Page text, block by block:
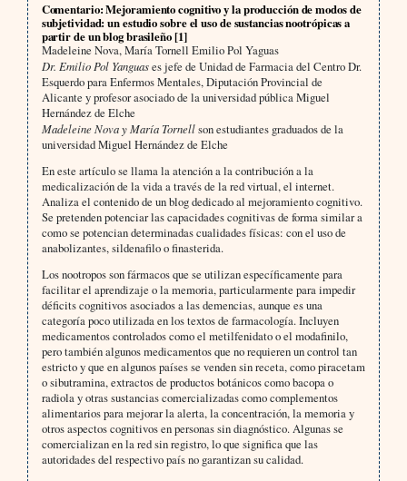
Comentario: Mejoramiento cognitivo y la producción de modos de
subjetividad: un estudio sobre el uso de sustancias nootrópicas a
partir de un blog brasileño [1]
Madeleine Nova, María Tornell Emilio Pol Yaguas
Dr. Emilio Pol Yanguases jefe de Unidad de Farmacia del Centro Dr.
Esquerdo para Enfermos Mentales, Diputación Provincial de
Alicante y profesor asociado de la universidad pública Miguel
Hernández de Elche
Madeleine Nova y María Tornellson estudiantes graduados de la
universidad Miguel Hernández de Elche
En este artículo se llama la atención a la contribución a la
medicalización de la vida a través de la red virtual, el internet.
Analiza el contenido de un blog dedicado al mejoramiento cognitivo.
Se pretenden potenciar las capacidades cognitivas de forma similar a
como se potencian determinadas cualidades físicas: con el uso de
anabolizantes, sildenafilo o finasterida.
Los nootropos son fármacos que se utilizan específicamente para
facilitar el aprendizaje o la memoria, particularmente para impedir
déficits cognitivos asociados a las demencias, aunque es una
categoría poco utilizada en los textos de farmacología. Incluyen
medicamentos controlados como el metilfenidato o el modafinilo,
pero también algunos medicamentos que no requieren un control tan
estricto y que en algunos países se venden sin receta, como piracetam
o sibutramina, extractos de productos botánicos como bacopa o
radiola y otras sustancias comercializadas como complementos
alimentarios para mejorar la alerta, la concentración, la memoria y
otros aspectos cognitivos en personas sin diagnóstico. Algunas se
comercializan en la red sin registro, lo que significa que las
autoridades del respectivo país no garantizan su calidad.